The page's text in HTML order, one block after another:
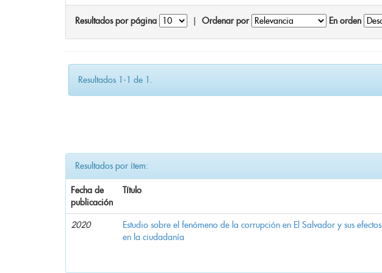
Resultados por página Ordenar por En orden
Resultados 1-1 de 1.
Resultados por ítem:
Fecha de
publicación
Título
2020
Estudio sobre el fenómeno de la corrupción en El Salvador y sus efectos
en la ciudadanía